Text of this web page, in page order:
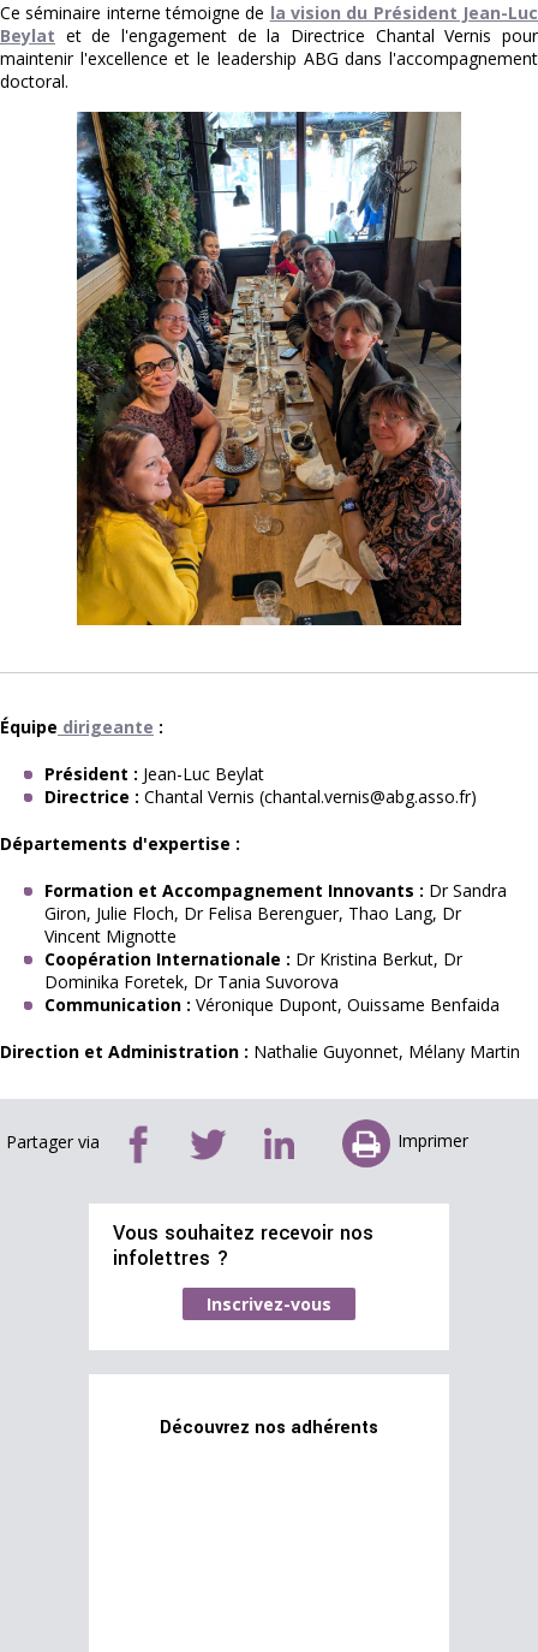
Ce séminaire interne témoigne de la vision du Président Jean-Luc
Beylat et de l'engagement de la Directrice Chantal Vernis pour
maintenir l'excellence et le leadership ABG dans l'accompagnement
doctoral.
Équipe dirigeante :
Président : Jean-Luc Beylat
Directrice : Chantal Vernis (chantal.vernis@abg.asso.fr)
Départements d'expertise :
Formation et Accompagnement Innovants : Dr Sandra
Giron, Julie Floch, Dr Felisa Berenguer, Thao Lang, Dr
Vincent Mignotte
Coopération Internationale : Dr Kristina Berkut, Dr
Dominika Foretek, Dr Tania Suvorova
Communication : Véronique Dupont, Ouissame Benfaida
Direction et Administration : Nathalie Guyonnet, Mélany Martin
Partager via Imprimer
Vous souhaitez recevoir nos
infolettres ?
Inscrivez-vous
Découvrez nos adhérents